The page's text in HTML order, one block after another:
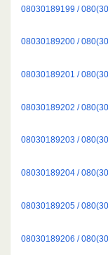
08030189199 /
08030189200 /
08030189201 /
08030189202 /
08030189203 /
08030189204 /
08030189205 /
08030189206 /